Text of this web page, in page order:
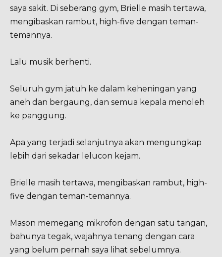
saya sakit. Di seberang gym, Brielle masih tertawa,
mengibaskan rambut, high-five dengan teman-
temannya.
Lalu musik berhenti.
Seluruh gym jatuh ke dalam keheningan yang
aneh dan bergaung, dan semua kepala menoleh
ke panggung.
Apa yang terjadi selanjutnya akan mengungkap
lebih dari sekadar lelucon kejam.
Brielle masih tertawa, mengibaskan rambut, high-
five dengan teman-temannya.
Mason memegang mikrofon dengan satu tangan,
bahunya tegak, wajahnya tenang dengan cara
yang belum pernah saya lihat sebelumnya.